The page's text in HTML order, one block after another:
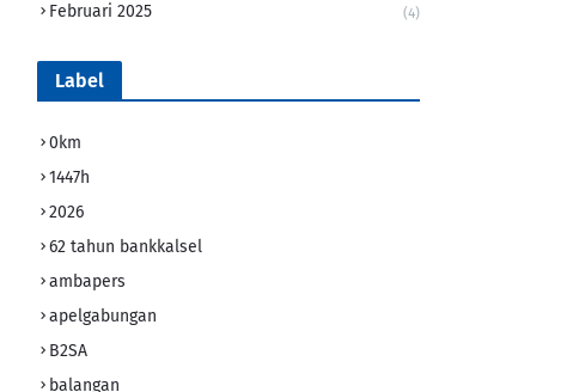
Februari 2025 (4)
Label
0km
1447h
2026
62 tahun bankkalsel
ambapers
apelgabungan
B2SA
balangan